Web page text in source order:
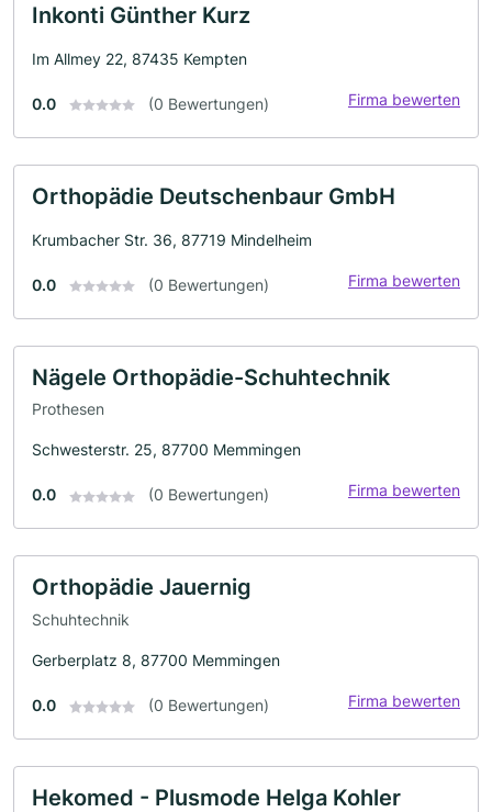
Inkonti Günther Kurz
Im Allmey 22, 87435 Kempten
0.0 (0 Bewertungen) Firma bewerten
Orthopädie Deutschenbaur GmbH
Krumbacher Str. 36, 87719 Mindelheim
0.0 (0 Bewertungen) Firma bewerten
Nägele Orthopädie-Schuhtechnik
Prothesen
Schwesterstr. 25, 87700 Memmingen
0.0 (0 Bewertungen) Firma bewerten
Orthopädie Jauernig
Schuhtechnik
Gerberplatz 8, 87700 Memmingen
0.0 (0 Bewertungen) Firma bewerten
Hekomed - Plusmode Helga Kohler